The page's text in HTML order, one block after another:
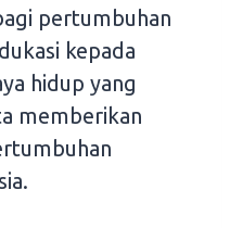
pertumbuhan
kepada
hidup yang
memberikan